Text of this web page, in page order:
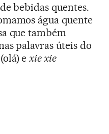
bebidas quentes.
água quente
que também
palavras úteis do
exie xie